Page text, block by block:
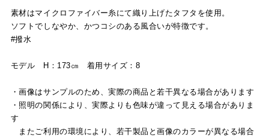
素材はマイクロファイバー糸にて織り上げたタフタを使用。
ソフトでしなやか、かつコシのある風合いが特徴です。
#撥水
モデル H：173㎝ 着用サイズ：8
・画像はサンプルのため、実際の商品と若干異なる場合があります
・照明の関係により、実際よりも色味が違って見える場合がありま
す
またご利用の環境により、若干製品と画像のカラーが異なる場合